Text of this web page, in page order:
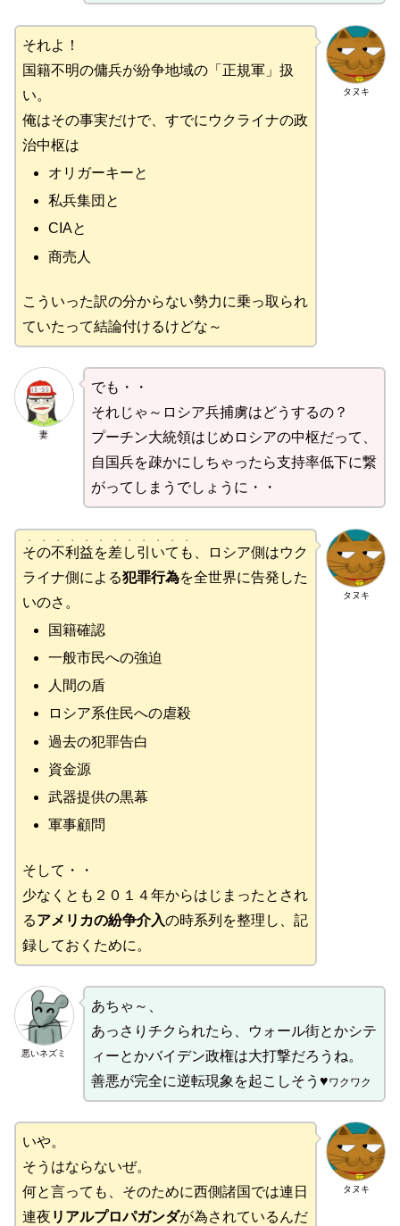
タヌキ
それよ！
国籍不明の傭兵が紛争地域の「正規軍」扱
い。
俺はその事実だけで、すでにウクライナの政
治中枢は
オリガーキーと
私兵集団と
CIAと
商売人
こういった訳の分からない勢力に乗っ取られ
ていたって結論付けるけどな～
妻
でも・・
それじゃ～ロシア兵捕虜はどうするの？
プーチン大統領はじめロシアの中枢だって、
自国兵を疎かにしちゃったら支持率低下に繋
がってしまうでしょうに・・
タヌキ
その不利益を差し引いても
・・・・・・・・・・・・
、ロシア側はウク
ライナ側による犯罪行為を全世界に告発した
いのさ。
国籍確認
一般市民への強迫
人間の盾
ロシア系住民への虐殺
過去の犯罪告白
資金源
武器提供の黒幕
軍事顧問
そして・・
少なくとも２０１４年からはじまったとされ
るアメリカの紛争介入の時系列を整理し、記
録しておくために。
悪いネズミ
あちゃ～、
あっさりチクられたら、ウォール街とかシテ
ィーとかバイデン政権は大打撃だろうね。
善悪が完全に逆転現象を起こしそう♥ワクワク
タヌキ
いや。
そうはならないぜ。
何と言っても、そのために西側諸国では連日
連夜 リアルプロパガンダが為されているんだ